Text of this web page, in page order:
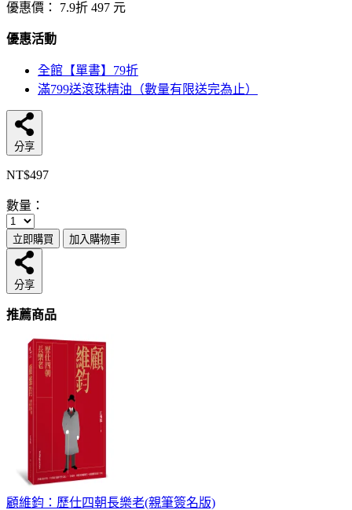
優惠價： 7.9折 497 元
優惠活動
全館【單書】79折
滿799送滾珠精油（數量有限送完為止）
分享
NT$497
數量：
立即購買 加入購物車
分享
推薦商品
顧維鈞：歷仕四朝長樂老(親筆簽名版)